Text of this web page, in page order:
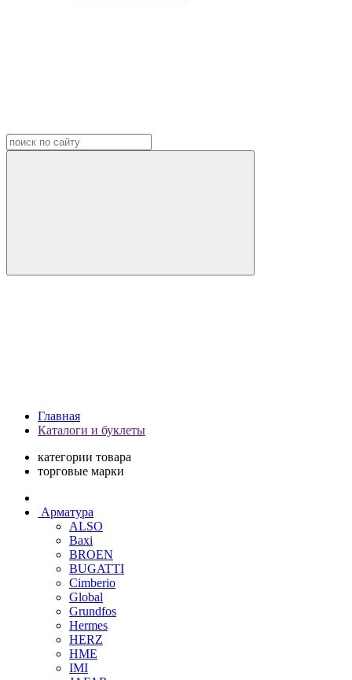
Главная
Каталоги и буклеты
категории товара
торговые марки
Арматура
ALSO
Baxi
BROEN
BUGATTI
Cimberio
Global
Grundfos
Hermes
HERZ
HME
IMI